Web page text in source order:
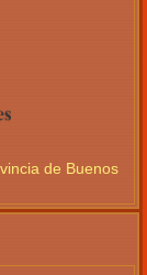
de Buenos